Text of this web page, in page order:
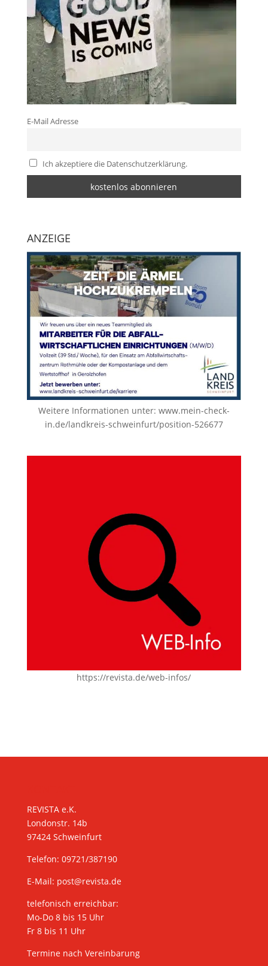
E-Mail Adresse
Ich akzeptiere die Datenschutzerklärung.
ANZEIGE
Weitere Informationen unter: www.mein-check-
in.de/landkreis-schweinfurt/position-526677
https://revista.de/web-infos/
REVISTA e.K.
Londonstr. 14b
97424 Schweinfurt
Telefon: 09721/387190
E-Mail: post@revista.de
telefonisch erreichbar:
Mo-Do 8 bis 15 Uhr
Fr 8 bis 11 Uhr
Termine nach Vereinbarung